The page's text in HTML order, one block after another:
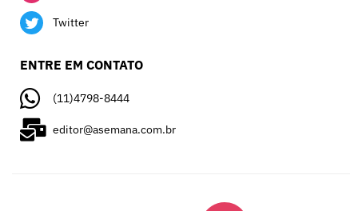
Twitter
ENTRE EM CONTATO
(11)4798-8444
editor@asemana.com.br